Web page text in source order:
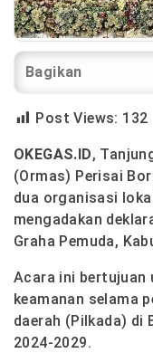
Bagikan
Post Views: 132
OKEGAS.ID,
(Ormas) Perisai
dua organisasi
mengadakan
Graha Pemuda,
Acara ini bertujuan
keamanan selama
daerah (Pilkada) di
2024-2029.